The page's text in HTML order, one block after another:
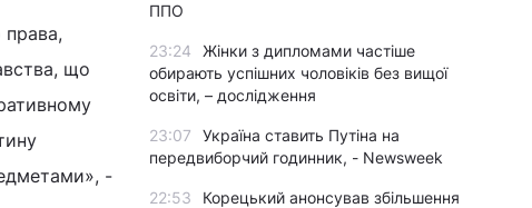
права,
що
-
ППО
23:24
Жінки з дипломами частіше
обирають успішних чоловіків без вищої
освіти, – дослідження
23:07
Україна ставить Путіна на
передвиборчий годинник, - Newsweek
22:53
Корецький анонсував збільшення